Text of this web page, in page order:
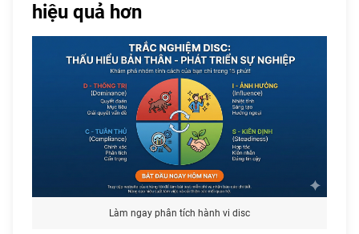
hiệu quả hơn
Làm ngay phân tích hành vi disc